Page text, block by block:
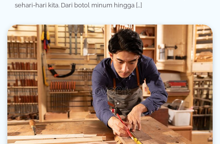
sehari-hari kita. Dari botol minum hingga […]